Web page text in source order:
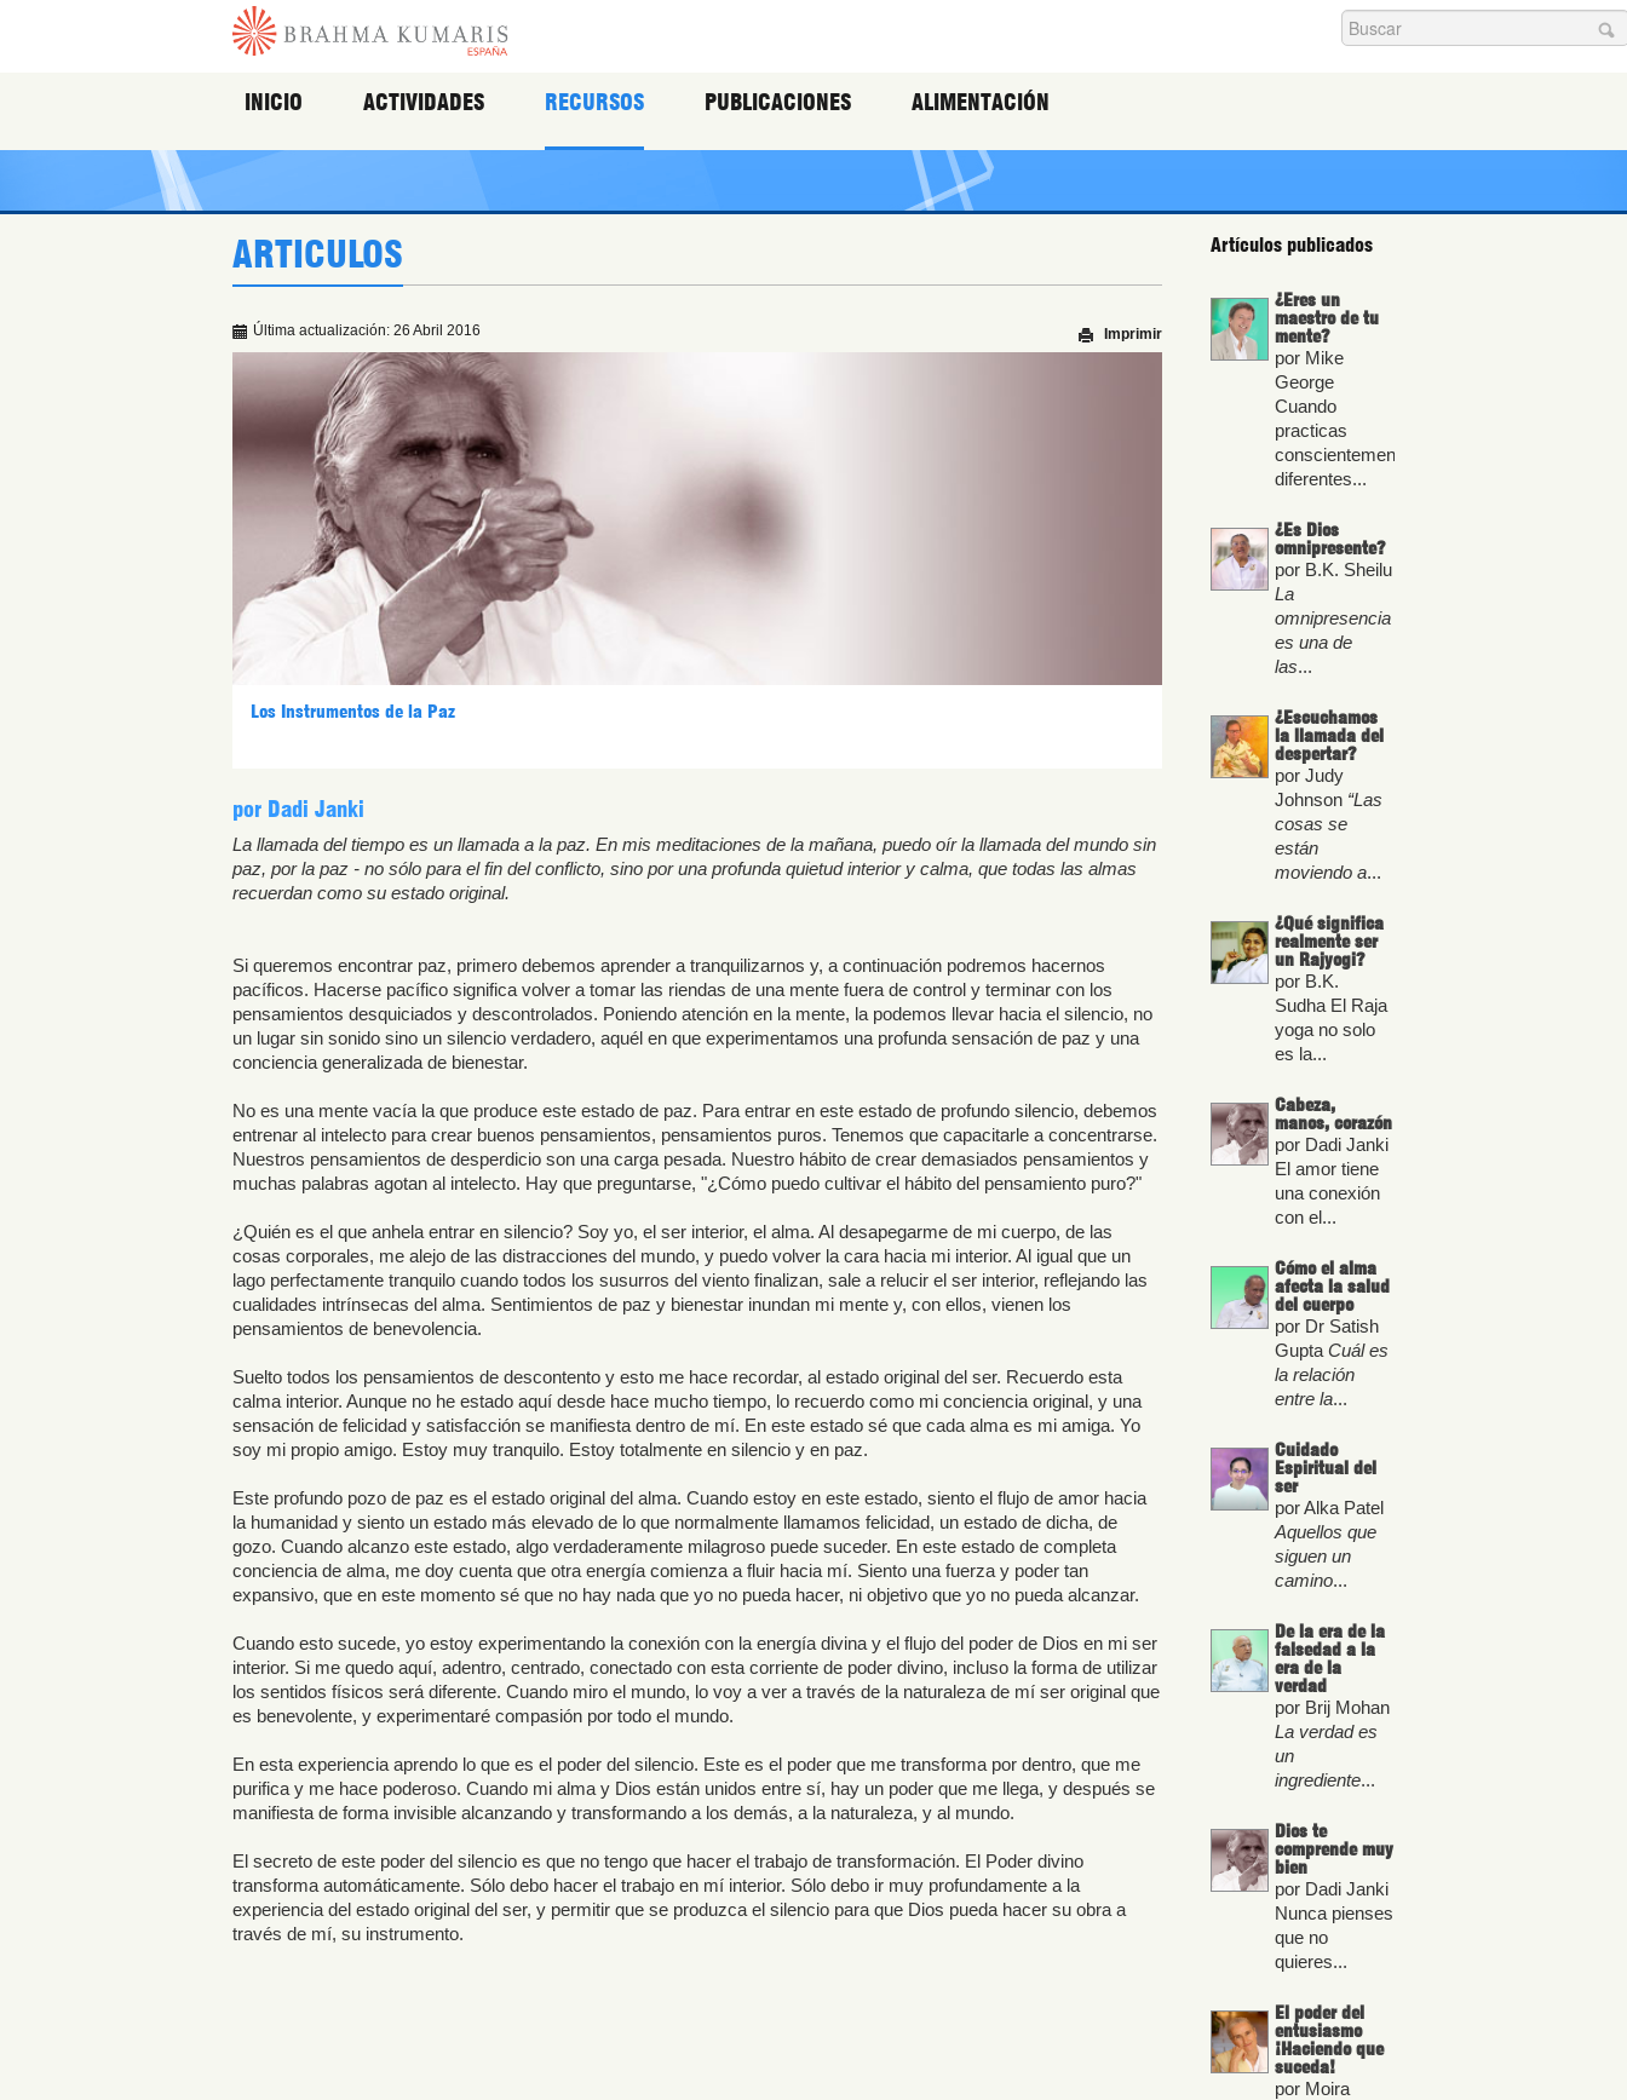
Buscar...
INICIO ACTIVIDADES RECURSOS PUBLICACIONES ALIMENTACIÓN
ARTICULOS
Imprimir
Última actualización: 26 Abril 2016
Los Instrumentos de la Paz
por Dadi Janki
La llamada del tiempo es un llamada a la paz. En mis meditaciones de la mañana, puedo oír la llamada del mundo sin
paz, por la paz - no sólo para el fin del conflicto, sino por una profunda quietud interior y calma, que todas las almas
recuerdan como su estado original.
Si queremos encontrar paz, primero debemos aprender a tranquilizarnos y, a continuación podremos hacernos
pacíficos. Hacerse pacífico significa volver a tomar las riendas de una mente fuera de control y terminar con los
pensamientos desquiciados y descontrolados. Poniendo atención en la mente, la podemos llevar hacia el silencio, no
un lugar sin sonido sino un silencio verdadero, aquél en que experimentamos una profunda sensación de paz y una
conciencia generalizada de bienestar.
No es una mente vacía la que produce este estado de paz. Para entrar en este estado de profundo silencio, debemos
entrenar al intelecto para crear buenos pensamientos, pensamientos puros. Tenemos que capacitarle a concentrarse.
Nuestros pensamientos de desperdicio son una carga pesada. Nuestro hábito de crear demasiados pensamientos y
muchas palabras agotan al intelecto. Hay que preguntarse, "¿Cómo puedo cultivar el hábito del pensamiento puro?"
¿Quién es el que anhela entrar en silencio? Soy yo, el ser interior, el alma. Al desapegarme de mi cuerpo, de las
cosas corporales, me alejo de las distracciones del mundo, y puedo volver la cara hacia mi interior. Al igual que un
lago perfectamente tranquilo cuando todos los susurros del viento finalizan, sale a relucir el ser interior, reflejando las
cualidades intrínsecas del alma. Sentimientos de paz y bienestar inundan mi mente y, con ellos, vienen los
pensamientos de benevolencia.
Suelto todos los pensamientos de descontento y esto me hace recordar, al estado original del ser. Recuerdo esta
calma interior. Aunque no he estado aquí desde hace mucho tiempo, lo recuerdo como mi conciencia original, y una
sensación de felicidad y satisfacción se manifiesta dentro de mí. En este estado sé que cada alma es mi amiga. Yo
soy mi propio amigo. Estoy muy tranquilo. Estoy totalmente en silencio y en paz.
Este profundo pozo de paz es el estado original del alma. Cuando estoy en este estado, siento el flujo de amor hacia
la humanidad y siento un estado más elevado de lo que normalmente llamamos felicidad, un estado de dicha, de
gozo. Cuando alcanzo este estado, algo verdaderamente milagroso puede suceder. En este estado de completa
conciencia de alma, me doy cuenta que otra energía comienza a fluir hacia mí. Siento una fuerza y poder tan
expansivo, que en este momento sé que no hay nada que yo no pueda hacer, ni objetivo que yo no pueda alcanzar.
Cuando esto sucede, yo estoy experimentando la conexión con la energía divina y el flujo del poder de Dios en mi ser
interior. Si me quedo aquí, adentro, centrado, conectado con esta corriente de poder divino, incluso la forma de utilizar
los sentidos físicos será diferente. Cuando miro el mundo, lo voy a ver a través de la naturaleza de mí ser original que
es benevolente, y experimentaré compasión por todo el mundo.
En esta experiencia aprendo lo que es el poder del silencio. Este es el poder que me transforma por dentro, que me
purifica y me hace poderoso. Cuando mi alma y Dios están unidos entre sí, hay un poder que me llega, y después se
manifiesta de forma invisible alcanzando y transformando a los demás, a la naturaleza, y al mundo.
El secreto de este poder del silencio es que no tengo que hacer el trabajo de transformación. El Poder divino
transforma automáticamente. Sólo debo hacer el trabajo en mí interior. Sólo debo ir muy profundamente a la
experiencia del estado original del ser, y permitir que se produzca el silencio para que Dios pueda hacer su obra a
través de mí, su instrumento.
Artículos publicados
¿Eres un
maestro de tu
mente?
por Mike
George
Cuando
practicas
conscientemente
diferentes...
¿Es Dios
omnipresente?
por B.K. Sheilu
La
omnipresencia
es una de
las...
¿Escuchamos
la llamada del
despertar?
por Judy
Johnson “Las
cosas se
están
moviendo a...
¿Qué significa
realmente ser
un Rajyogi?
por B.K.
Sudha El Raja
yoga no solo
es la...
Cabeza,
manos, corazón
por Dadi Janki
El amor tiene
una conexión
con el...
Cómo el alma
afecta la salud
del cuerpo
por Dr Satish
GuptaCuál es
la relación
entre la...
Cuidado
Espiritual del
ser
por Alka Patel
Aquellos que
siguen un
camino...
De la era de la
falsedad a la
era de la
verdad
por Brij Mohan
La verdad es
un
ingrediente...
Dios te
comprende muy
bien
por Dadi Janki
Nunca pienses
que no
quieres...
El poder del
entusiasmo
¡Haciendo que
suceda!
por Moira